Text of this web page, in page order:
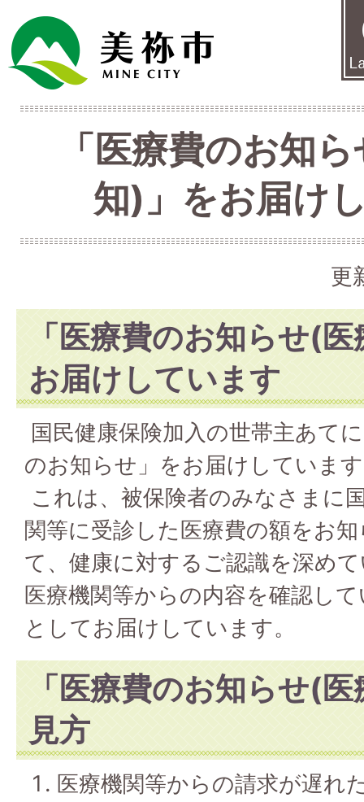
「医療費のお知
知)」をお届け
更
「医療費のお知らせ(
お届けしています
国民健康保険加入の世帯主あて
のお知らせ」をお届けしていま
これは、被保険者のみなさまに
関等に受診した医療費の額をお
て、健康に対するご認識を深め
医療機関等からの内容を確認し
としてお届けしています。
「医療費のお知らせ(
見方
医療機関等からの請求が遅れ